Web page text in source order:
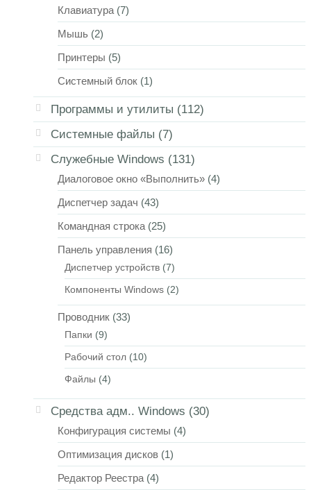
Клавиатура (7)
Мышь (2)
Принтеры (5)
Системный блок (1)
Программы и утилиты (112)
Системные файлы (7)
Служебные Windows (131)
Диалоговое окно «Выполнить» (4)
Диспетчер задач (43)
Командная строка (25)
Панель управления (16)
Диспетчер устройств (7)
Компоненты Windows (2)
Проводник (33)
Папки (9)
Рабочий стол (10)
Файлы (4)
Средства адм.. Windows (30)
Конфигурация системы (4)
Оптимизация дисков (1)
Редактор Реестра (4)